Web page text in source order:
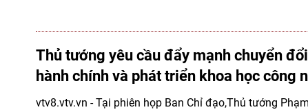
Thủ tướng yêu cầu đẩy mạnh chuyển
hành chính và phát triển khoa học công
vtv8.vtv.vn - Tại phiên họp Ban Chỉ đạo,Thủ tướng